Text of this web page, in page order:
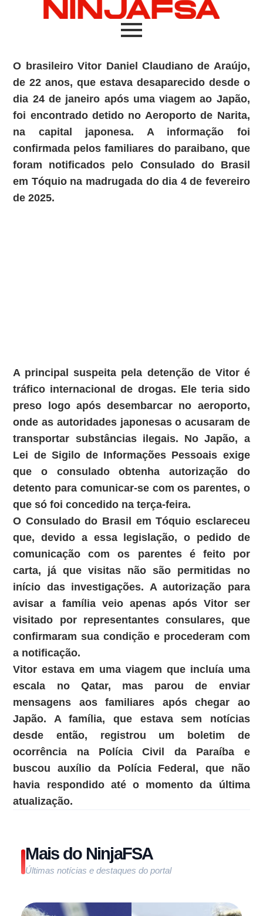
O brasileiroVitor Daniel Claudiano de Araújo,
de 22 anos, que estava desaparecido desde o
dia 24 de janeiro após uma viagem ao Japão,
foi encontrado detido no Aeroporto de Narita,
na capital japonesa. A informação foi
confirmada pelos familiares do paraibano, que
foram notificados pelo Consulado do Brasil
em Tóquiona madrugada do dia 4 de fevereiro
de 2025.
A principal suspeita pela detenção de Vitor é
tráfico internacional de drogas. Ele teria sido
preso logo após desembarcar no aeroporto,
onde as autoridades japonesas o acusaram de
transportar substâncias ilegais. No Japão, a
Lei de Sigilo de Informações Pessoais exige
que o consulado obtenha autorização do
detento para comunicar-se com os parentes, o
que só foi concedido na terça-feira.
O Consulado do Brasil em Tóquio esclareceu
que, devido a essa legislação, o pedido de
comunicação com os parentes é feito por
carta, já que visitas não são permitidas no
início das investigações. A autorização para
avisar a família veio apenas após Vitor ser
visitado por representantes consulares, que
confirmaram sua condição e procederam com
a notificação.
Vitor estava em uma viagem que incluía uma
escala no Qatar, mas parou de enviar
mensagens aos familiares após chegar ao
Japão. A família, que estava sem notícias
desde então, registrou um boletim de
ocorrência na Polícia Civil da Paraíba e
buscou auxílio da Polícia Federal, que não
havia respondido até o momento da última
atualização.
Mais do NinjaFSA
Últimas notícias e destaques do portal